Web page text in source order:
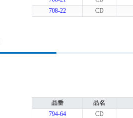
708-22
CD
品番
品名
794-64
CD